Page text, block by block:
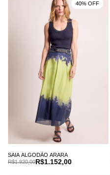
SAIA ALGODÃO ARARA
R$1.152,00
R$1.920,00
40% OFF